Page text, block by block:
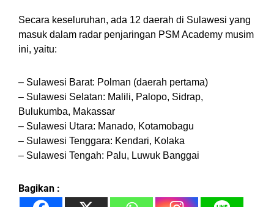
Secara keseluruhan, ada 12 daerah di Sulawesi yang
masuk dalam radar penjaringan PSM Academy musim
ini, yaitu:
– Sulawesi Barat: Polman (daerah pertama)
– Sulawesi Selatan: Malili, Palopo, Sidrap,
Bulukumba, Makassar
– Sulawesi Utara: Manado, Kotamobagu
– Sulawesi Tenggara: Kendari, Kolaka
– Sulawesi Tengah: Palu, Luwuk Banggai
Bagikan :